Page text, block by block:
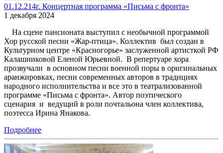
01.12.214г. Концертная программа «Письма с фронта»
1 декабря 2024
На сцене пансионата выступил с необычной программой
Хор русской песни «Жар-птица». Коллектив был создан в
Культурном центре «Красногорье» заслуженной артисткой РФ
Калашниковой Еленой Юрьевной. В репертуаре хора
прозвучали в основном песни военной поры в оригинальных
аранжировках, песни современных авторов в традициях
народного исполнительства и все это в театрализованной
программе «Письма с фронта». Автор поэтического
сценария и ведущий в роли почтальона член коллектива,
поэтесса Ирина Янакова.
Подробнее